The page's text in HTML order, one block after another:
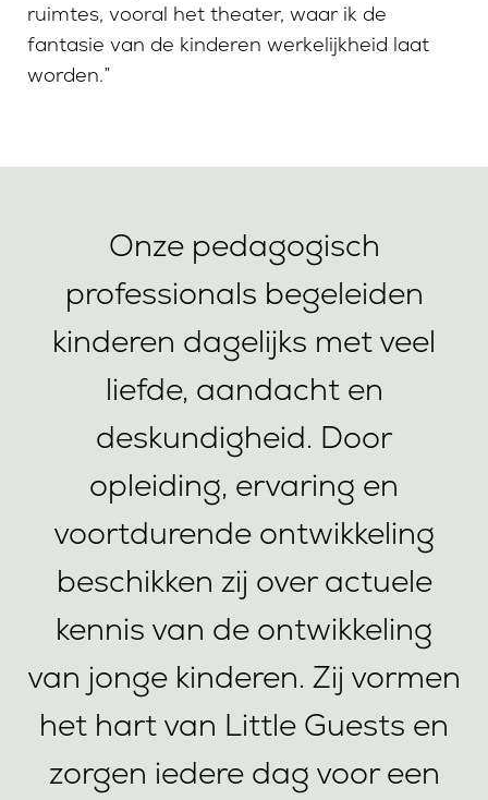
ruimtes, vooral het theater, waar ik de
fantasie van de kinderen werkelijkheid laat
worden.”
Onze pedagogisch
professionals begeleiden
kinderen dagelijks met veel
liefde, aandacht en
deskundigheid. Door
opleiding, ervaring en
voortdurende ontwikkeling
beschikken zij over actuele
kennis van de ontwikkeling
van jonge kinderen. Zij vormen
het hart van Little Guests en
zorgen iedere dag voor een